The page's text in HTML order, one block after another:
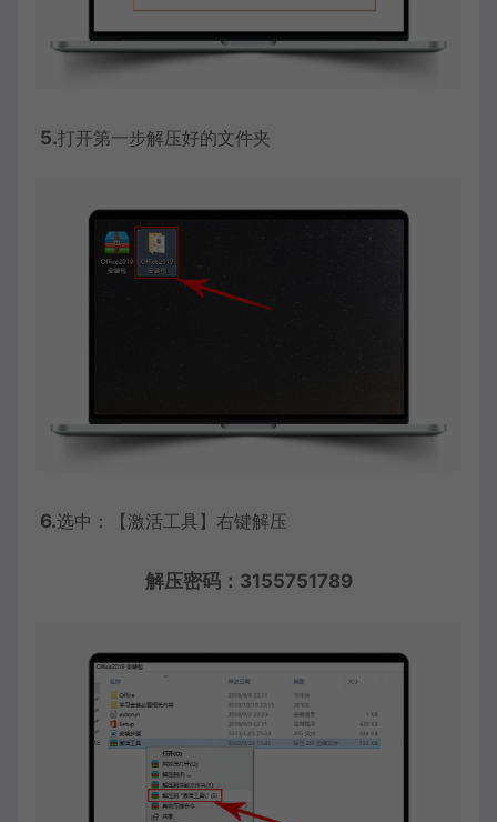
5.打开第一步解压好的文件夹
6.选中：【激活工具】右键解压
解压密码：3155751789